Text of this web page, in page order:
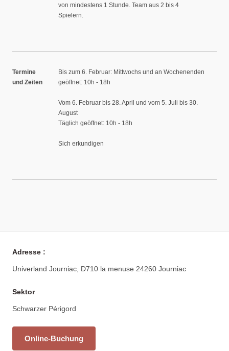
von mindestens 1 Stunde. Team aus 2 bis 4
Spielern.
Termine
und Zeiten
Bis zum 6. Februar: Mittwochs und an Wochenenden
geöffnet: 10h - 18h
Vom 6. Februar bis 28. April und vom 5. Juli bis 30.
August
Täglich geöffnet: 10h - 18h
Sich erkundigen
Adresse :
Univerland Journiac, D710 la menuse 24260 Journiac
Sektor
Schwarzer Périgord
Online-Buchung